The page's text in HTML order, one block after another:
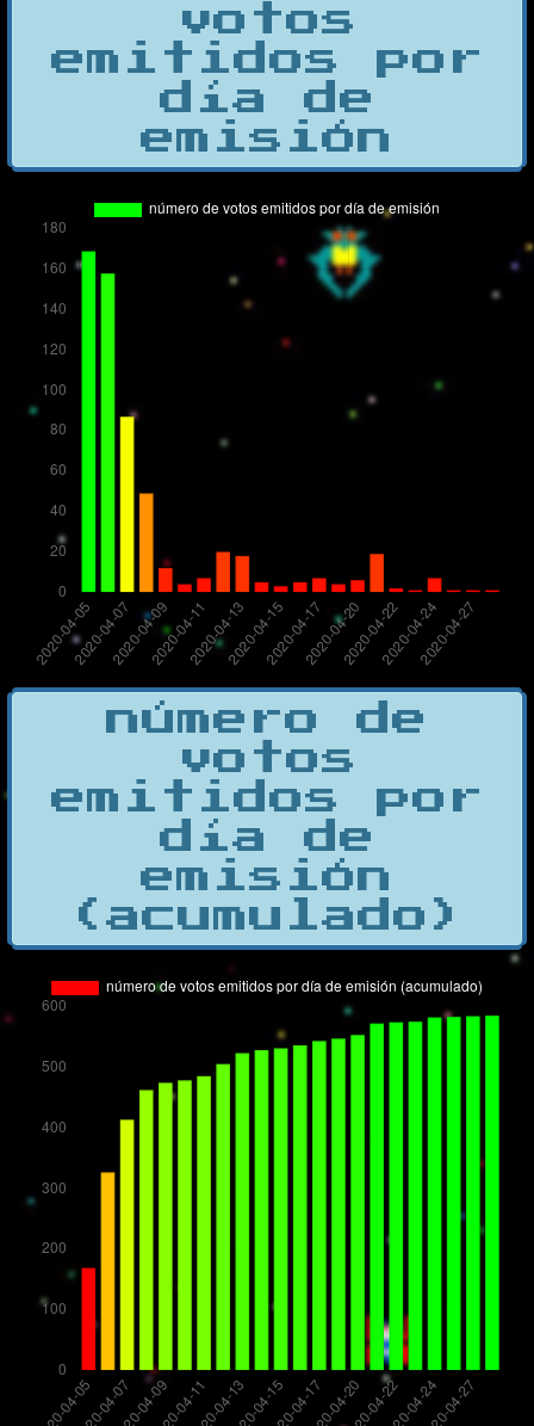
votos
emitidos por
día de
emisión
número de
votos
emitidos por
día de
emisión
(acumulado)